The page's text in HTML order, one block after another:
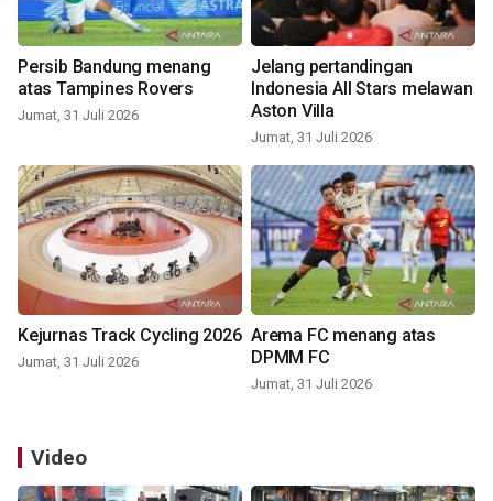
Persib Bandung menang
atas Tampines Rovers
Jumat, 31 Juli 2026
Jelang pertandingan
Indonesia All Stars melawan
Aston Villa
Jumat, 31 Juli 2026
Kejurnas Track Cycling 2026
Jumat, 31 Juli 2026
Arema FC menang atas
DPMM FC
Jumat, 31 Juli 2026
Video